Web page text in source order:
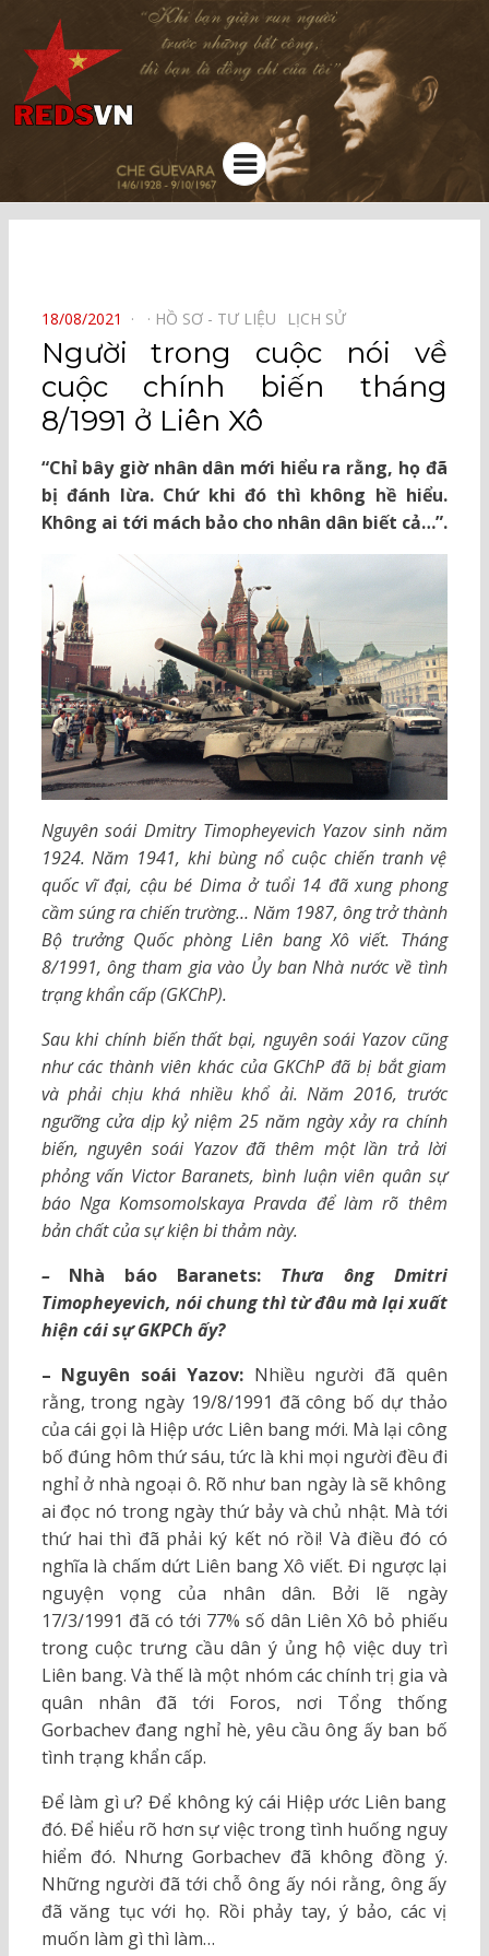
Kênh chia sẻ tri thức cộng đồng
Menu
POSTED
ON
18/08/2021 HỒ SƠ - TƯ LIỆU⠀ LỊCH SỬ⠀
Người trong cuộc nói về
cuộc chính biến tháng
8/1991 ở Liên Xô
“Chỉ bây giờ nhân dân mới hiểu ra rằng, họ đã
bị đánh lừa. Chứ khi đó thì không hề hiểu.
Không ai tới mách bảo cho nhân dân biết cả…”.
Nguyên soái Dmitry Timopheyevich Yazov sinh năm
1924. Năm 1941, khi bùng nổ cuộc chiến tranh vệ
quốc vĩ đại, cậu bé Dima ở tuổi 14 đã xung phong
cầm súng ra chiến trường… Năm 1987, ông trở thành
Bộ trưởng Quốc phòng Liên bang Xô viết. Tháng
8/1991, ông tham gia vào Ủy ban Nhà nước về tình
trạng khẩn cấp (GKChP).
Sau khi chính biến thất bại, nguyên soái Yazov cũng
như các thành viên khác của GKChP đã bị bắt giam
và phải chịu khá nhiều khổ ải. Năm 2016, trước
ngưỡng cửa dịp kỷ niệm 25 năm ngày xảy ra chính
biến, nguyên soái Yazov đã thêm một lần trả lời
phỏng vấn Victor Baranets, bình luận viên quân sự
báo Nga Komsomolskaya Pravda để làm rõ thêm
bản chất của sự kiện bi thảm này.
– Nhà báo Baranets: Thưa ông Dmitri
Timopheyevich, nói chung thì từ đâu mà lại xuất
hiện cái sự GKPCh ấy?
– Nguyên soái Yazov: Nhiều người đã quên
rằng, trong ngày 19/8/1991 đã công bố dự thảo
của cái gọi là Hiệp ước Liên bang mới. Mà lại công
bố đúng hôm thứ sáu, tức là khi mọi người đều đi
nghỉ ở nhà ngoại ô. Rõ như ban ngày là sẽ không
ai đọc nó trong ngày thứ bảy và chủ nhật. Mà tới
thứ hai thì đã phải ký kết nó rồi! Và điều đó có
nghĩa là chấm dứt Liên bang Xô viết. Đi ngược lại
nguyện vọng của nhân dân. Bởi lẽ ngày
17/3/1991 đã có tới 77% số dân Liên Xô bỏ phiếu
trong cuộc trưng cầu dân ý ủng hộ việc duy trì
Liên bang. Và thế là một nhóm các chính trị gia và
quân nhân đã tới Foros, nơi Tổng thống
Gorbachev đang nghỉ hè, yêu cầu ông ấy ban bố
tình trạng khẩn cấp.
Để làm gì ư? Để không ký cái Hiệp ước Liên bang
đó. Để hiểu rõ hơn sự việc trong tình huống nguy
hiểm đó. Nhưng Gorbachev đã không đồng ý.
Những người đã tới chỗ ông ấy nói rằng, ông ấy
đã văng tục với họ. Rồi phảy tay, ý bảo, các vị
muốn làm gì thì làm…